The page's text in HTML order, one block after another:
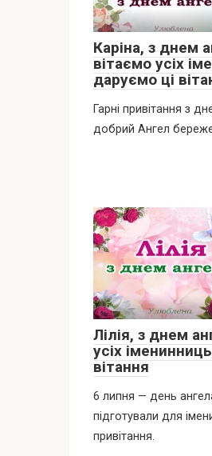
Каріна, з днем
вітаємо усіх
даруємо ці
Гарні привітання з
добрий Ангел
Лілія, з днем
усіх
вітання
6 липня — день
підготували для
привітання.